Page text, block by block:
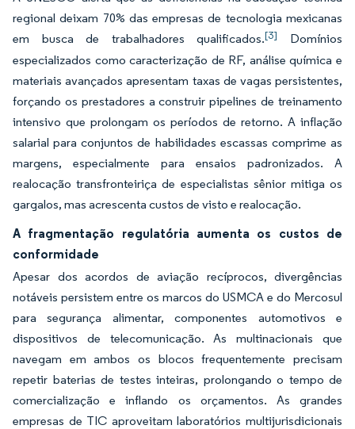
regional deixam 70% das empresas de tecnologia mexicanas
em busca de trabalhadores qualificados.[3]
Domínios
especializados como caracterização de RF, análise química e
materiais avançados apresentam taxas de vagas persistentes,
forçando os prestadores a construir pipelines de treinamento
intensivo que prolongam os períodos de retorno. A inflação
salarial para conjuntos de habilidades escassas comprime as
margens, especialmente para ensaios padronizados. A
realocação transfronteiriça de especialistas sênior mitiga os
gargalos, mas acrescenta custos de visto e realocação.
A fragmentação regulatória aumenta os custos de
conformidade
Apesar dos acordos de aviação recíprocos, divergências
notáveis persistem entre os marcos do USMCA e do Mercosul
para segurança alimentar, componentes automotivos e
dispositivos de telecomunicação. As multinacionais que
navegam em ambos os blocos frequentemente precisam
repetir baterias de testes inteiras, prolongando o tempo de
comercialização e inflando os orçamentos. As grandes
empresas de TIC aproveitam laboratórios multijurisdicionais